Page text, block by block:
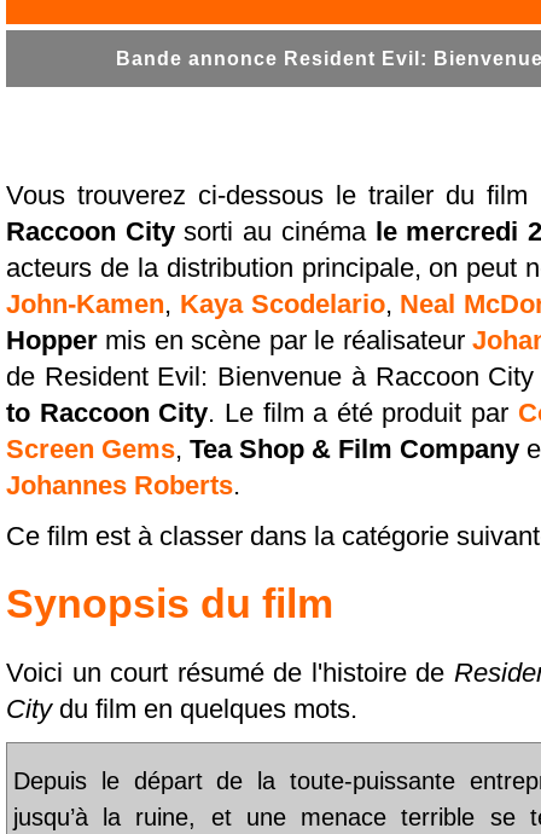
Bande annonce Resident Evil:
Vous trouverez ci-dessous le trailer du film
Raccoon Citysorti au cinéma le mercredi
acteurs de la distribution principale, on peut
John-Kamen, Kaya Scodelario, Neal
Hopper mis en scène par le réalisateur
de Resident Evil: Bienvenue à Raccoon
to Raccoon City. Le film a été produit par
Screen Gems, Tea Shop & Film Company
Johannes Roberts.
Ce film est à classer dans la catégorie
Synopsis du film
Voici un court résumé de l'histoire de
Citydu film en quelques mots.
Depuis le départ de la toute-puissante
jusqu’à la ruine, et une menace terrible se